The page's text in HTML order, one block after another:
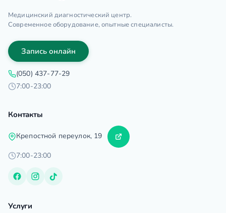
Медицинский диагностический центр.
Современное оборудование, опытные специалисты.
Запись онлайн
(050) 437-77-29
7:00-23:00
Контакты
Крепостной переулок, 19
7:00-23:00
Услуги